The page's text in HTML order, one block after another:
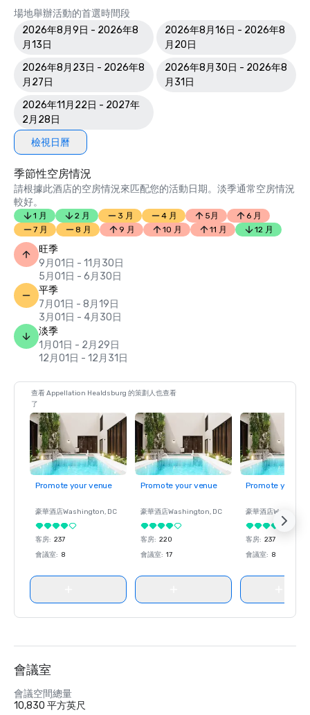
場地舉辦活動的首選時間段
2026年8月9日 - 2026年8
月13日
2026年8月16日 - 2026年8
月20日
2026年8月23日 - 2026年8
月27日
2026年8月30日 - 2026年8
月31日
2026年11月22日 - 2027年
2月28日
檢視日曆
季節性空房情況
請根據此酒店的空房情況來匹配您的活動日期。淡季通常空房情況
較好。
1 月 2 月 3 月 4 月 5月
6 月
7 月
8 月 9 月 10 月 11 月 12 月
旺季
9月01日 - 11月30日
5月01日 - 6月30日
平季
7月01日 - 8月19日
3月01日 - 4月30日
淡季
1月01日 - 2月29日
12月01日 - 12月31日
查看 Appellation Healdsburg 的策劃人也查看
了
Promote your venue
豪華酒店Washington, DC
客房: 237
會議室: 8
Promote your venue
豪華酒店Washington, DC
客房: 220
會議室: 17
Promote your
豪華酒店
客房: 237
會議室: 8
會議室
會議空間總量
10,830 平方英尺